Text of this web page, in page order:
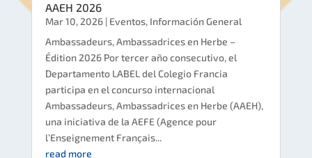
AAEH 2026
Mar 10, 2026| Eventos, Información General
Ambassadeurs, Ambassadrices en Herbe –
Édition 2026 Por tercer año consecutivo, el
Departamento LABEL del Colegio Francia
participa en el concurso internacional
Ambassadeurs, Ambassadrices en Herbe (AAEH),
una iniciativa de la AEFE (Agence pour
l’Enseignement Français...
read more